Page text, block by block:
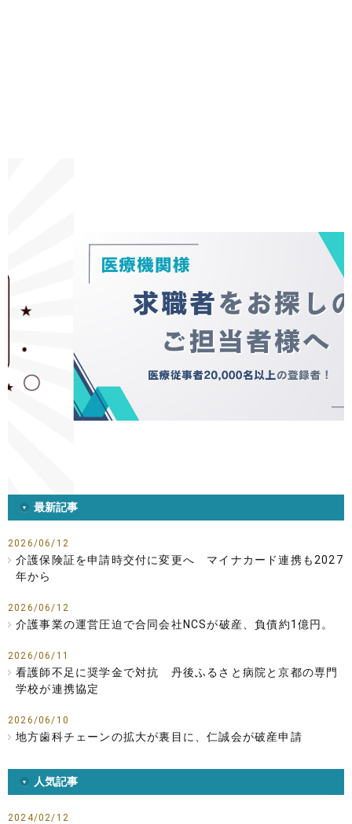
最新記事
2026/06/12
介護保険証を申請時交付に変更へ マイナカード連携も2027
年から
2026/06/12
介護事業の運営圧迫で合同会社NCSが破産、負債約1億円。
2026/06/11
看護師不足に奨学金で対抗 丹後ふるさと病院と京都の専門
学校が連携協定
2026/06/10
地方歯科チェーンの拡大が裏目に、仁誠会が破産申請
人気記事
2024/02/12